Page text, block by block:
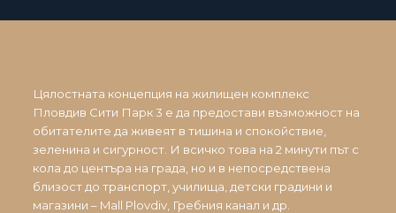
Цялостната концепция на жилищен комплекс
Пловдив Сити Парк 3 е да предостави възможност на
обитателите да живеят в тишина и спокойствие,
зеленина и сигурност. И всичко това на 2 минути път с
кола до центъра на града, но и в непосредствена
близост до транспорт, училища, детски градини и
магазини – Mall Plovdiv, Гребния канал и др.